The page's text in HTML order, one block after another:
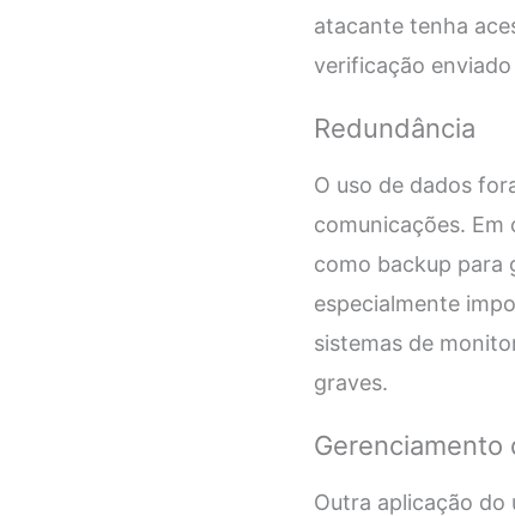
atacante tenha
verificação
Redundância
O uso de dados
comunicações.
como backup para
especialmente
sistemas de
graves.
Gerenciamento
Outra aplicação do